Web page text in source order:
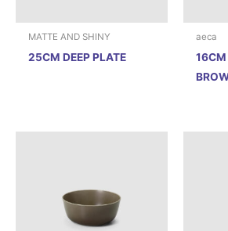
MATTE AND SHINY
25CM DEEP PLATE
aeca
16CM